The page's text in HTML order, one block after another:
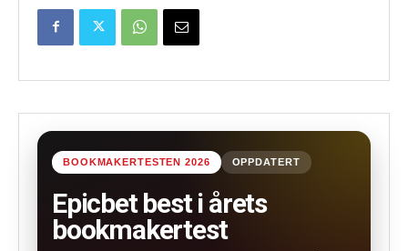
BOOKMAKERTESTEN 2026 OPPDATERT
Epicbet best i årets
bookmakertest